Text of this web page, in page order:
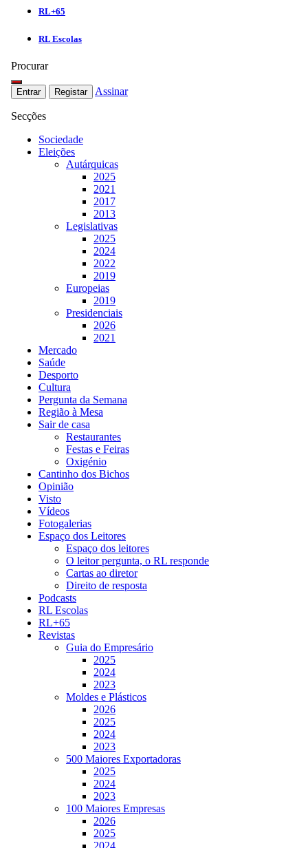
RL+65
RL Escolas
Procurar
Entrar Registar Assinar
Secções
Sociedade
Eleições
Autárquicas
2025
2021
2017
2013
Legislativas
2025
2024
2022
2019
Europeias
2019
Presidenciais
2026
2021
Mercado
Saúde
Desporto
Cultura
Pergunta da Semana
Região à Mesa
Sair de casa
Restaurantes
Festas e Feiras
Oxigénio
Cantinho dos Bichos
Opinião
Visto
Vídeos
Fotogalerias
Espaço dos Leitores
Espaço dos leitores
O leitor pergunta, o RL responde
Cartas ao diretor
Direito de resposta
Podcasts
RL Escolas
RL+65
Revistas
Guia do Empresário
2025
2024
2023
Moldes e Plásticos
2026
2025
2024
2023
500 Maiores Exportadoras
2025
2024
2023
100 Maiores Empresas
2026
2025
2024